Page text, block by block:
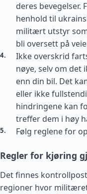
deres
henhold til
militært utstyr
bli oversett på
Ikke overskrid
nøye, selv om det
enn din bil. Det
eller ikke
hindringene kan
treffer dem i høy
Følg reglene for
Regler for kjøring
Det finnes
regioner hvor